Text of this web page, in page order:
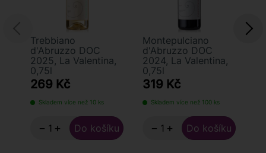
Trebbiano
d'Abruzzo DOC
2025, La Valentina,
0,75l
269 Kč
Skladem více než 10 ks
− +
Montepulciano
d'Abruzzo DOC
2024, La Valentina,
0,75l
319 Kč
Skladem více než 100 ks
− +